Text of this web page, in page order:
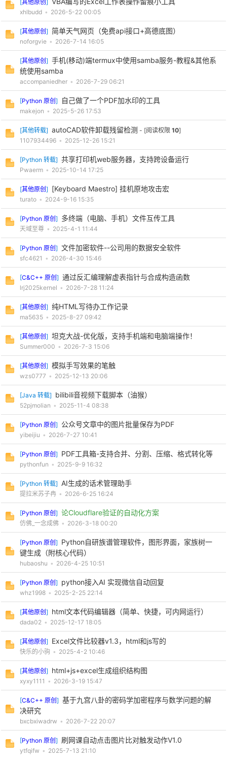
[其他原创 ]
xhlbudd • 2026-5-22 00:05
[其他原创 ] 简单天气网页（免费api接口+高德底图）
noforgvie • 2026-7-14 16:05
[其他原创 ] 手机(移动)端termux中使用samba服务-教程&其他系
统使用samba
accompaniedher • 2026-7-29 06:21
[Python 原创 ] 自己做了一个PDF加水印的工具
makejon • 2025-5-26 17:53
[其他转载] autoCAD软件卸载残留检测 - [阅读权限 10]
1107934496 • 2025-12-26 15:21
[Python 转载] 共享打印机web服务器，支持跨设备运行
Pwaerm • 2025-10-14 17:25
[其他原创 ] [Keyboard Maestro] 挂机原地攻击宏
turato • 2024-9-16 15:35
[Python 原创 ] 多终端（电脑、手机）文件互传工具
天域至尊 • 2025-4-1 11:44
[Python 原创 ] 文件加密软件--公司用的数据安全软件
sfc4621 • 2026-4-30 15:46
[C&C++ 原创 ] 通过反汇编理解虚表指针与合成构造函数
lrj2025kernel • 2026-7-28 11:24
[其他原创 ] 纯HTML写待办工作记录
ma5635 • 2025-8-27 09:42
[其他原创 ] 坦克大战-优化版，支持手机端和电脑端操作！
Summer000 • 2026-7-3 15:06
[其他原创 ] 模拟手写效果的笔触
wzs0777 • 2025-12-13 20:06
[Java 转载] bilibili音视频下载脚本（油猴）
52pjmolian • 2025-11-4 08:38
[Python 原创 ] 公众号文章中的图片批量保存为PDF
yibeijiu • 2026-7-27 10:41
[Python 原创 ] PDF工具箱-支持合并、分割、压缩、格式转化等
pythonfun • 2025-9-9 16:32
[Python 转载] AI生成的话术管理助手
提拉米苏子冉 • 2026-6-25 16:24
[Python 原创 ] 论Cloudflare验证的自动化方案
仿佛_一念成佛 • 2026-3-18 00:20
[Python 原创 ] Python自研族谱管理软件，图形界面，家族树一
键生成（附核心代码）
hubaoshu • 2026-4-25 10:51
[Python 原创 ] python接入AI 实现微信自动回复
whz1998 • 2025-2-25 22:14
[其他原创 ] html文本代码编辑器（简单、快捷，可内网运行）
dada02 • 2025-12-17 18:05
[其他原创 ] Excel文件比较器v1.3，html和js写的
快乐的小驹 • 2025-4-2 10:46
[其他原创 ] html+js+excel生成组织结构图
xyxy1111 • 2026-3-19 15:47
[C&C++ 原创 ] 基于九宫八卦的密码学加密程序与数学问题的解
决研究
bxcbxiwadrw • 2026-7-22 20:07
[Python 原创 ] 刷网课自动点击图片比对触发动作V1.0
ytfqifw • 2025-7-13 21:10